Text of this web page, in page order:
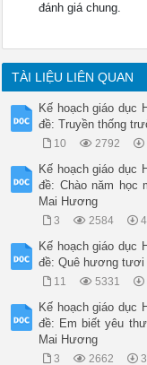
đánh giá chung.
TÀI LIỆU LIÊN QUAN
Kế hoạch giáo dục
đề: Truyền thống
10 2792
Kế hoạch giáo dục
đề: Chào năm học
Mai Hương
3 2584 4
Kế hoạch giáo dục
đề: Quê hương tươi
11 5331
Kế hoạch giáo dục
đề: Em biết yêu
Mai Hương
3 2662 3